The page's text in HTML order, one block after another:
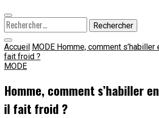
Rechercher :
Accueil MODE Homme, comment s’habiller
fait froid ?
MODE
Homme, comment s’habiller
il fait froid ?